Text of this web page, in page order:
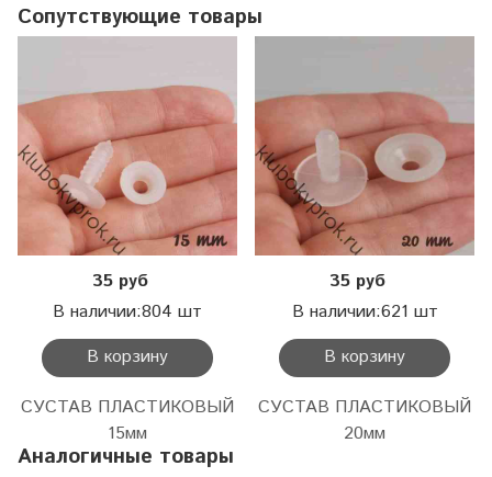
Сопутствующие товары
35 руб
В наличии:804 шт
В корзину
СУСТАВ ПЛАСТИКОВЫЙ
15мм
35 руб
В наличии:621 шт
В корзину
СУСТАВ ПЛАСТИКОВЫЙ
20мм
Аналогичные товары